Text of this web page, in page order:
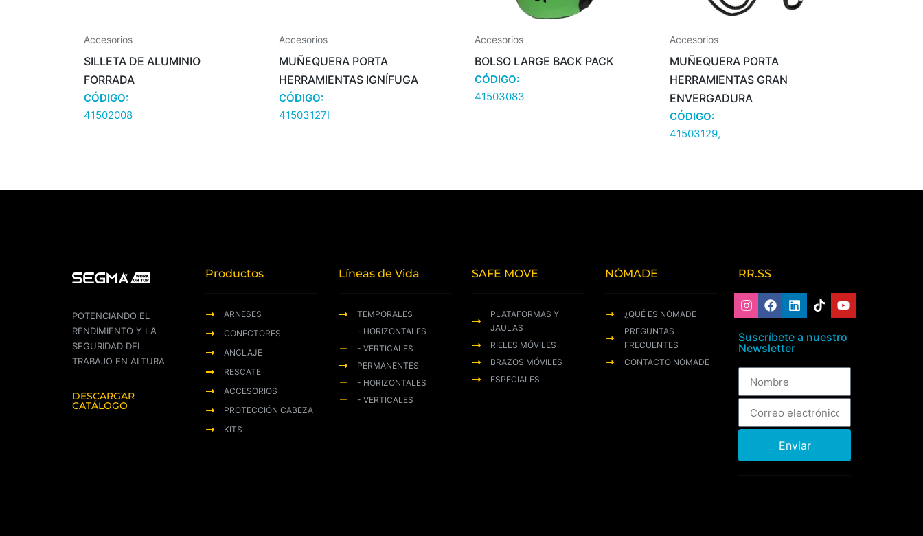
Accesorios
SILLETA DE ALUMINIO
FORRADA
CÓDIGO:
41502008
Accesorios
MUÑEQUERA PORTA
HERRAMIENTAS IGNÍFUGA
CÓDIGO:
41503127I
Accesorios
BOLSO LARGE BACK PACK
CÓDIGO:
41503083
Accesorios
MUÑEQUERA PORTA
HERRAMIENTAS GRAN
ENVERGADURA
CÓDIGO:
41503129,
POTENCIANDO EL
RENDIMIENTO Y LA
SEGURIDAD DEL
TRABAJO EN ALTURA
DESCARGAR
CATÁLOGO
Productos
ARNESES
CONECTORES
ANCLAJE
RESCATE
ACCESORIOS
PROTECCIÓN CABEZA
KITS
Líneas de Vida
TEMPORALES
- HORIZONTALES
- VERTICALES
PERMANENTES
- HORIZONTALES
- VERTICALES
SAFE MOVE
PLATAFORMAS Y
JAULAS
RIELES MÓVILES
BRAZOS MÓVILES
ESPECIALES
NÓMADE
¿QUÉ ES NÓMADE
PREGUNTAS
FRECUENTES
CONTACTO NÓMADE
RR.SS
Suscríbete a nuestro
Newsletter
Enviar